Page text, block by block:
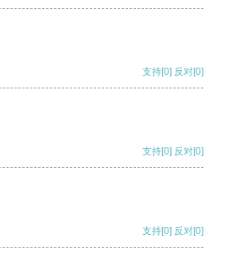
支持[0] 反对[0]
支持[0] 反对[0]
支持[0] 反对[0]